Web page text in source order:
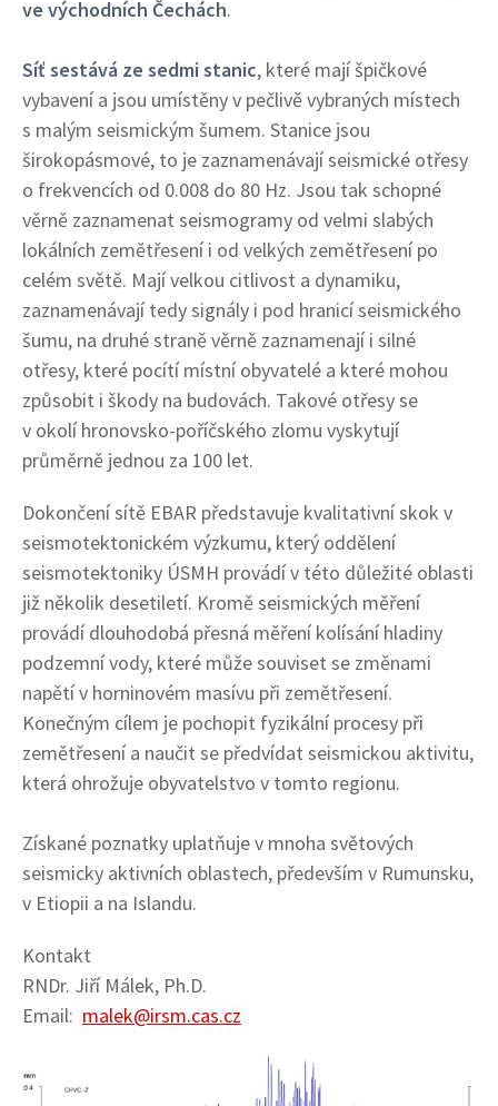
ve východních Čechách.
Síť sestává ze sedmi stanic, které mají špičkové
vybavení a jsou umístěny v pečlivě vybraných místech
s malým seismickým šumem. Stanice jsou
širokopásmové, to je zaznamenávají seismické otřesy
o frekvencích od 0.008 do 80 Hz. Jsou tak schopné
věrně zaznamenat seismogramy od velmi slabých
lokálních zemětřesení i od velkých zemětřesení po
celém světě. Mají velkou citlivost a dynamiku,
zaznamenávají tedy signály i pod hranicí seismického
šumu, na druhé straně věrně zaznamenají i silné
otřesy, které pocítí místní obyvatelé a které mohou
způsobit i škody na budovách. Takové otřesy se
v okolí hronovsko-poříčského zlomu vyskytují
průměrně jednou za 100 let.
Dokončení sítě EBAR představuje kvalitativní skok v
seismotektonickém výzkumu, který oddělení
seismotektoniky ÚSMH provádí v této důležité oblasti
již několik desetiletí. Kromě seismických měření
provádí dlouhodobá přesná měření kolísání hladiny
podzemní vody, které může souviset se změnami
napětí v horninovém masívu při zemětřesení.
Konečným cílem je pochopit fyzikální procesy při
zemětřesení a naučit se předvídat seismickou aktivitu,
která ohrožuje obyvatelstvo v tomto regionu.
Získané poznatky uplatňuje v mnoha světových
seismicky aktivních oblastech, především v Rumunsku,
v Etiopii a na Islandu.
Kontakt
RNDr. Jiří Málek, Ph.D.
Email: malek@irsm.cas.cz